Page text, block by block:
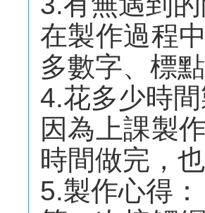
在製作過程
多數字、標
4.花多少時間
因為上課製
時間做完，
5.製作心得：